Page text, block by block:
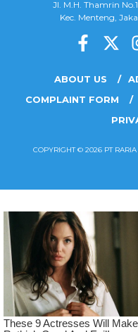
Jl. M.H. Thamrin
Kec. Menteng,
ABOUT US
COMPLAINT FORM
COPYRIGHT © 2026 PT